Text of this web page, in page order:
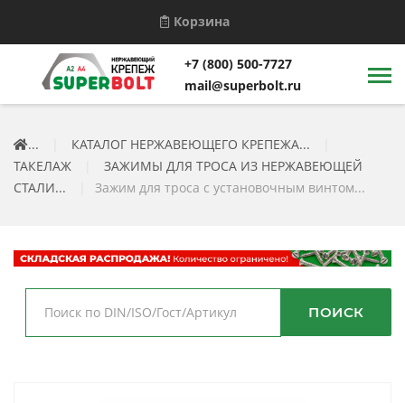
Корзина
+7 (800) 500-7727
mail@superbolt.ru
... КАТАЛОГ НЕРЖАВЕЮЩЕГО КРЕПЕЖА...
ТАКЕЛАЖ
ЗАЖИМЫ ДЛЯ ТРОСА ИЗ НЕРЖАВЕЮЩЕЙ
СТАЛИ...
Зажим для троса с установочным винтом...
ПОИСК